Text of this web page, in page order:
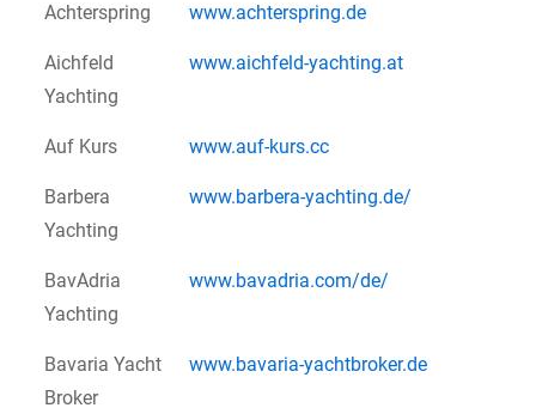
Achterspring www.achterspring.de
Aichfeld
Yachting
www.aichfeld-yachting.at
Auf Kurs www.auf-kurs.cc
Barbera
Yachting
www.barbera-yachting.de/
BavAdria
Yachting
www.bavadria.com/de/
Bavaria Yacht
Broker
www.bavaria-yachtbroker.de